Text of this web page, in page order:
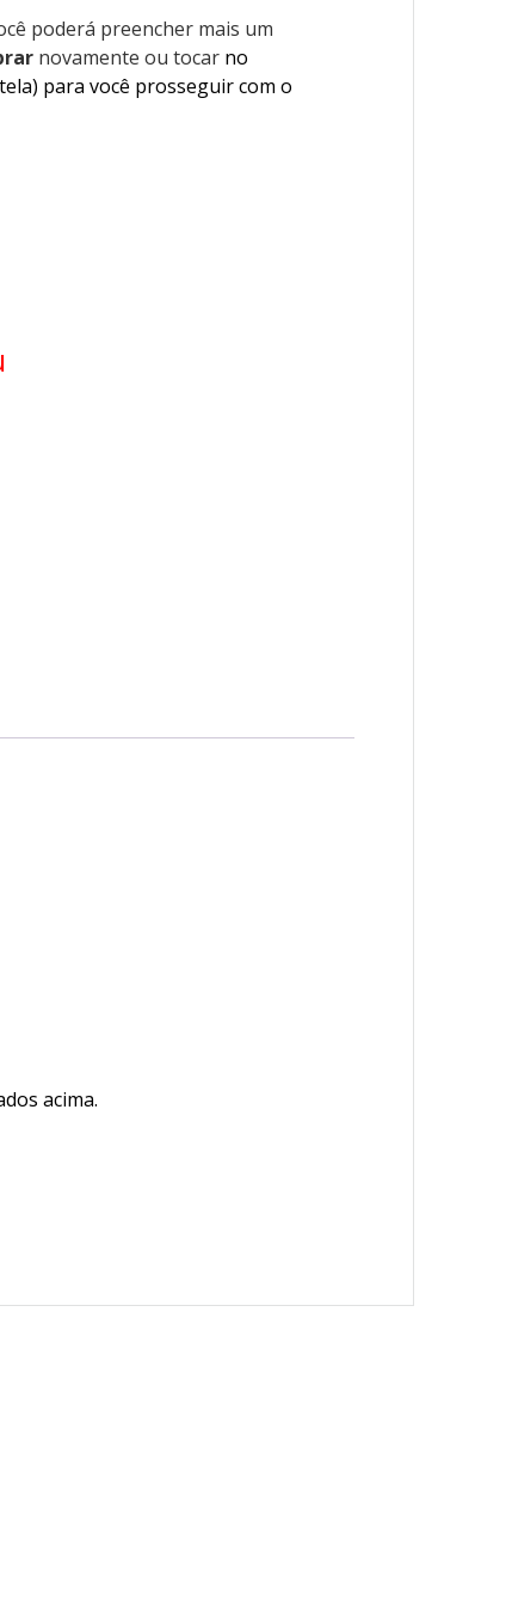
poderá preencher mais um
novamente ou tocarno
para você prosseguir com o
acima.